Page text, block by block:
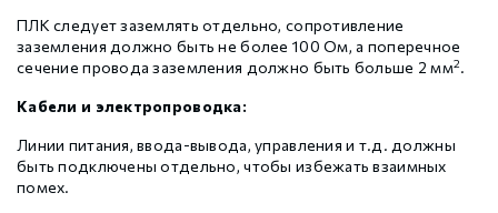
ПЛК следует заземлять отдельно, сопротивление
заземления должно быть не более 100 Ом, а поперечное
сечение провода заземления должно быть больше 2 мм2.
Кабели и электропроводка:
Линии питания, ввода-вывода, управления и т.д. должны
быть подключены отдельно, чтобы избежать взаимных
помех.